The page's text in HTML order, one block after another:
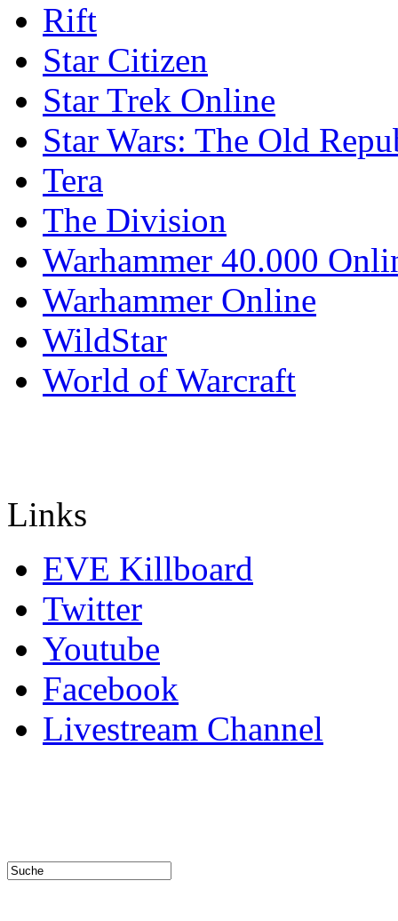
Rift
Star Citizen
Star Trek Online
Star Wars: The Old
Tera
The Division
Warhammer 40.000
Warhammer Online
WildStar
World of Warcraft
Links
EVE Killboard
Twitter
Youtube
Facebook
Livestream Channel